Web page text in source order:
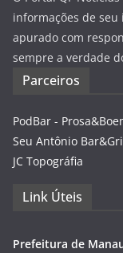
informações de
apurado com
sempre a verdade
Parceiros
PodBar -
Seu Antônio
JC Topográfia
Link Úteis
Prefeitura de